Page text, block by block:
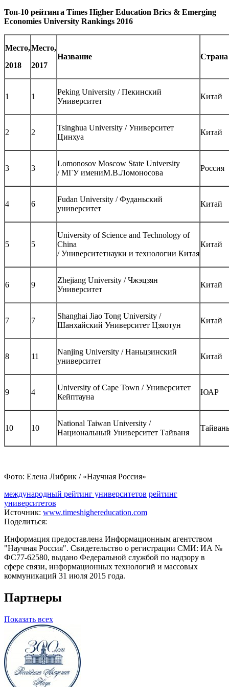
Топ-10 рейтинга Times Higher Education Brics & Emerging
Economies University Rankings 2016
Место,
2018
Место,
2017
Название Страна
1 1
Peking University / Пекинский
Университет
Китай
2 2
Tsinghua University / Университет
Цинхуа
Китай
3 3
Lomonosov Moscow State University
/ МГУ имениМ.В.Ломоносова
Россия
4 6
Fudan University / Фуданьский
университет
Китай
5 5
University of Science and Technology of
China
/ Университетнауки и технологии Китая
Китай
6 9
Zhejiang University / Чжэцзян
Университет
Китай
7 7
Shanghai Jiao Tong University /
Шанхайский Университет Цзяотун
Китай
8 11
Nanjing University / Наньцзинский
университет
Китай
9 4
University of Cape Town / Университет
Кейптауна
ЮАР
10 10
National Taiwan University /
Национальный Университет Тайваня
Тайвань
Фото: Елена Либрик / «Научная Россия»
международный рейтинг университетов рейтинг
университетов
Источник: www.timeshighereducation.com
Поделиться:
Информация предоставлена Информационным агентством
"Научная Россия". Свидетельство о регистрации СМИ: ИА №
ФС77-62580, выдано Федеральной службой по надзору в
сфере связи, информационных технологий и массовых
коммуникаций 31 июля 2015 года.
Партнеры
Показать всех